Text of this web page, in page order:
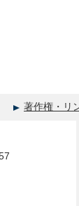
著作権・リ